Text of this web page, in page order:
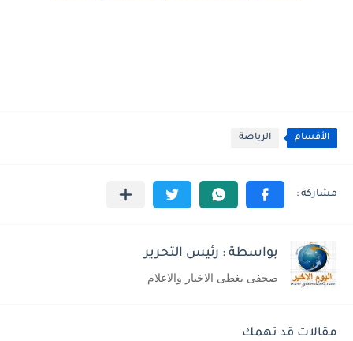
الأقسام الرياضة
بواسطة : رئيس التحرير
صحفى يغطى الاخبار والاعلام
مقالات قد تهمك